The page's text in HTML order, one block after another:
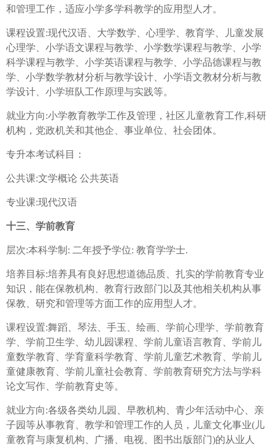
和管理工作，适应小学多学科教学的应用型人才。
课程设置:现代汉语、大学数学、心理学、教育学、儿童发展
心理学、小学语文课程与教学、小学数学课程与教学、小学
科学课程与教学、小学英语课程与教学、小学品德课程与教
学、小学数学教材分析与教学设计、小学语文教材分析与教
学设计、小学班队工作原理与实践等。
就业方向:小学教育教学工作及管理，社区儿童教育工作,科研
机构，党政机关和其他企、事业单位、社会团体。
专升本考试科目：
公共课:文学概论 公共英语
专业课:现代汉语
十三、学前教育
层次:本科学制: 二年授予学位: 教育学学士.
培养目标:培养具有良好思想道德品质、扎实的学前教育专业
知识，能在保教机构、教育行政部门以及其他相关机构从事
保教、研究和管理等方面工作的应用型人才。
课程设置:舞蹈、琴法、手玉、绘画、学前心理学、学前教育
学、学前卫生学、幼儿园课程、学前儿童语言教育、学前儿
童数学教育、学育童科学教育、学前儿童艺术教育、学前儿
童健康教育、学前儿童社会教育、学前教育研究方法与学科
论文写作、学前教育史等。
就业方向:各级各类幼儿园、早教机构、青少年活动中心、亲
子园等从事教育、教学和管理工作的人员，儿童文化事业(儿
童教育与康复机构、广播、电视、图书出版部门)的从业人